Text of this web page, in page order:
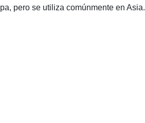
pero se utiliza comúnmente en Asia.